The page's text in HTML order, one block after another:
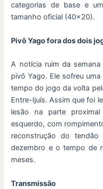
categorias de base e
tamanho oficial (40×20).
Pivô Yago fora dos dois
A notícia ruim da
pivô Yago. Ele sofreu
tempo do jogo da volta
Entre-Ijuís. Assim que foi
lesão na parte
esquerdo, com
reconstrução do
dezembro e o tempo de
meses.
Transmissão